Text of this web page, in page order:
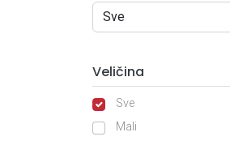
Veličina
Sve
Mali